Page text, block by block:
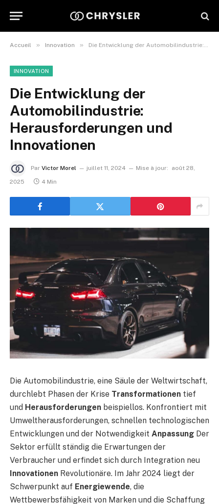
Accueil » Innovation » Die Entwicklung der Automobilindustrie: Herausforderungen und Innovationen
INNOVATION
Die Entwicklung der
Automobilindustrie:
Herausforderungen und
Innovationen
Par Victor Morel juillet 11, 2024 Mise à jour:
août 28,
2025
4 Min
Die Automobilindustrie, eine Säule der Weltwirtschaft,
durchlebt Phasen der Krise Transformationen tief
und Herausforderungen beispiellos. Konfrontiert mit
Umweltherausforderungen, schnellen technologischen
Entwicklungen und der Notwendigkeit Anpassung Der
Sektor erfüllt ständig die Erwartungen der
Verbraucher und erfindet sich durch Integration neu
Innovationen Revolutionäre. Im Jahr 2024 liegt der
Schwerpunkt auf Energiewende, die
Wettbewerbsfähigkeit von Marken und die Schaffung